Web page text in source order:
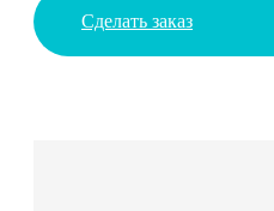
Сделать заказ